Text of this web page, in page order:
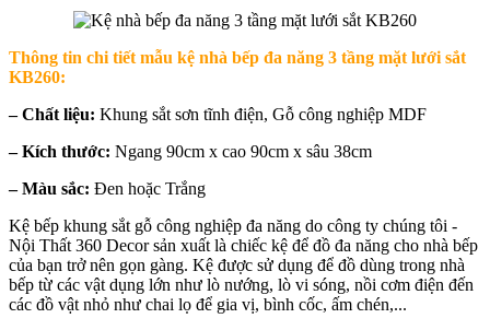
Thông tin chi tiết mẫu kệ nhà bếp đa năng 3 tầng mặt lưới sắt
KB260:
– Chất liệu: Khung sắt sơn tĩnh điện, Gỗ công nghiệp MDF
– Kích thước: Ngang 90cm x cao 90cm x sâu 38cm
– Màu sắc: Đen hoặc Trắng
Kệ bếp khung sắt gỗ công nghiệp đa năng do công ty chúng tôi -
Nội Thất 360 Decor sản xuất là chiếc kệ để đồ đa năng cho nhà bếp
của bạn trở nên gọn gàng. Kệ được sử dụng để đồ dùng trong nhà
bếp từ các vật dụng lớn như lò nướng, lò vi sóng, nồi cơm điện đến
các đồ vật nhỏ như chai lọ để gia vị, bình cốc, ấm chén,...